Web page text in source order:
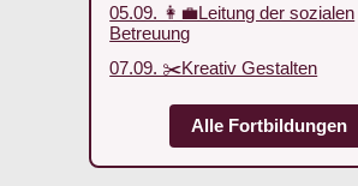
05.09. 👩‍💼Leitung der sozialen
Betreuung
07.09. ✂️Kreativ Gestalten
Alle Fortbildungen